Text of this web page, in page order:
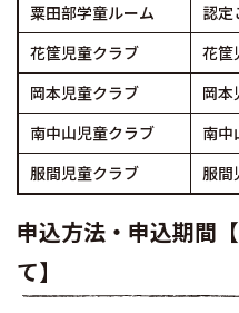
粟田部学童ルーム
認定
花筐児童クラブ
花筐
岡本児童クラブ
岡本
南中山児童クラブ
南中
服間児童クラブ
服間
申込方法・申込期間
て】